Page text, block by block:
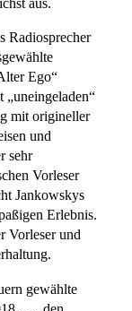
aus.
Radiosprecher
Ego“
„uneingeladen“
mit origineller
und
sehr
Vorleser
Jankowskys
Erlebnis.
Vorleser und
gewählte